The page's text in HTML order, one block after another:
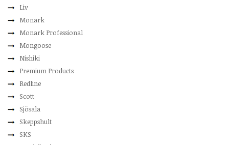
Liv
Monark
Monark Professional
Mongoose
Nishiki
Premium Products
Redline
Scott
Sjösala
Skeppshult
SKS